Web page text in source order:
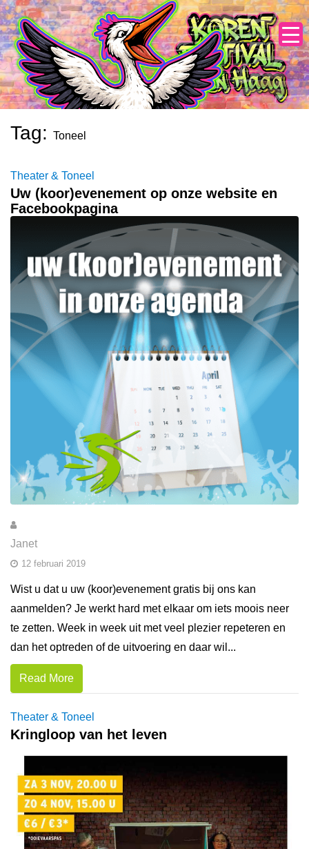
Skip
to
content
Tag: Toneel
Theater & Toneel
Uw (koor)evenement op onze website en
Facebookpagina
Janet
12 februari 2019
Wist u dat u uw (koor)evenement gratis bij ons kan
aanmelden? Je werkt hard met elkaar om iets moois neer
te zetten. Week in week uit met veel plezier repeteren en
dan het optreden of de uitvoering en daar wil...
Read More
Theater & Toneel
Kringloop van het leven